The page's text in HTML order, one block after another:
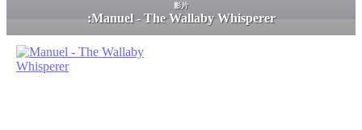
影片
:Manuel - The Wallaby Whisperer